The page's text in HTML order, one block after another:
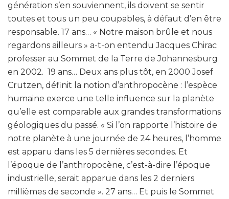
génération s’en souviennent, ils doivent se sentir
toutes et tous un peu coupables, à défaut d’en être
responsable. 17 ans… « Notre maison brûle et nous
regardons ailleurs » a-t-on entendu Jacques Chirac
professer au Sommet de la Terre de Johannesburg
en 2002. 19 ans… Deux ans plus tôt, en 2000 Josef
Crutzen, définit la notion d’anthropocène : l’espèce
humaine exerce une telle influence sur la planète
qu’elle est comparable aux grandes transformations
géologiques du passé. « Si l’on rapporte l’histoire de
notre planète à une journée de 24 heures, l’homme
est apparu dans les 5 dernières secondes. Et
l’époque de l’anthropocène, c’est-à-dire l’époque
industrielle, serait apparue dans les 2 derniers
millièmes de seconde ». 27 ans… Et puis le Sommet